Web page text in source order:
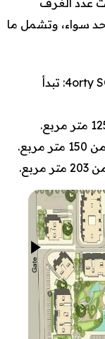
عدد الغرف
حد سواء، وتشمل ما
شقق بغرفة نوم واحدة في مشروع 4orty SQ: تبدأ